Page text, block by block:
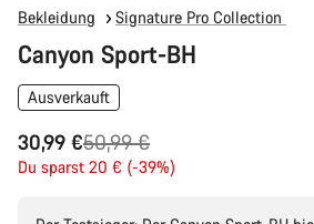
Bekleidung Signature Pro Collection
Canyon Sport-BH
Ausverkauft
30,99 €
Ursprungspreis
50,99 €
Du sparst 20 € (-39%)